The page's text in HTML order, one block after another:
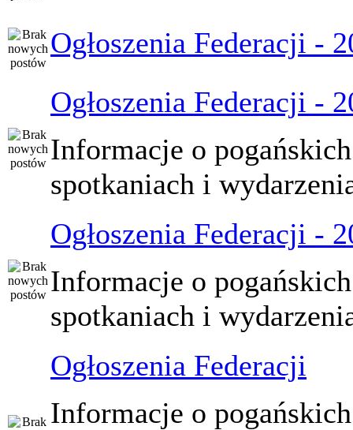
Ogłoszenia Federacji -
Ogłoszenia Federacji -
Informacje o pogańskich
spotkaniach i
Ogłoszenia Federacji -
Informacje o pogańskich
spotkaniach i
Ogłoszenia Federacji
Informacje o pogańskich